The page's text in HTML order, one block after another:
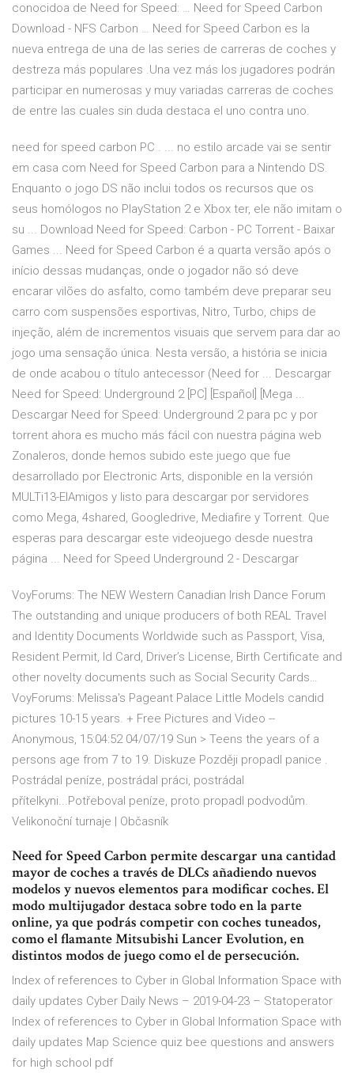
conocidoa de Need for Speed: … Need for Speed Carbon
Download - NFS Carbon … Need for Speed Carbon es la
nueva entrega de una de las series de carreras de coches y
destreza más populares .Una vez más los jugadores podrán
participar en numerosas y muy variadas carreras de coches
de entre las cuales sin duda destaca el uno contra uno.
need for speed carbon PC . ... no estilo arcade vai se sentir
em casa com Need for Speed Carbon para a Nintendo DS.
Enquanto o jogo DS não inclui todos os recursos que os
seus homólogos no PlayStation 2 e Xbox ter, ele não imitam o
su ... Download Need for Speed: Carbon - PC Torrent - Baixar
Games ... Need for Speed Carbon é a quarta versão após o
início dessas mudanças, onde o jogador não só deve
encarar vilões do asfalto, como também deve preparar seu
carro com suspensões esportivas, Nitro, Turbo, chips de
injeção, além de incrementos visuais que servem para dar ao
jogo uma sensação única. Nesta versão, a história se inicia
de onde acabou o título antecessor (Need for ... Descargar
Need for Speed: Underground 2 [PC] [Español] [Mega ...
Descargar Need for Speed: Underground 2 para pc y por
torrent ahora es mucho más fácil con nuestra página web
Zonaleros, donde hemos subido este juego que fue
desarrollado por Electronic Arts, disponible en la versión
MULTi13-ElAmigos y listo para descargar por servidores
como Mega, 4shared, Googledrive, Mediafire y Torrent. Que
esperas para descargar este videojuego desde nuestra
página ... Need for Speed Underground 2 - Descargar
VoyForums: The NEW Western Canadian Irish Dance Forum
The outstanding and unique producers of both REAL Travel
and Identity Documents Worldwide such as Passport, Visa,
Resident Permit, Id Card, Driver’s License, Birth Certificate and
other novelty documents such as Social Security Cards…
VoyForums: Melissa's Pageant Palace Little Models candid
pictures 10-15 years. + Free Pictures and Video --
Anonymous, 15:04:52 04/07/19 Sun > Teens the years of a
persons age from 7 to 19. Diskuze Později propadl panice .
Postrádal peníze, postrádal práci, postrádal
přítelkyni...Potřeboval peníze, proto propadl podvodům.
Velikonoční turnaje | Občasník
Need for Speed Carbon permite descargar una cantidad
mayor de coches a través de DLCs añadiendo nuevos
modelos y nuevos elementos para modificar coches. El
modo multijugador destaca sobre todo en la parte
online, ya que podrás competir con coches tuneados,
como el flamante Mitsubishi Lancer Evolution, en
distintos modos de juego como el de persecución.
Index of references to Cyber in Global Information Space with
daily updates Cyber Daily News – 2019-04-23 – Statoperator
Index of references to Cyber in Global Information Space with
daily updates Map Science quiz bee questions and answers
for high school pdf